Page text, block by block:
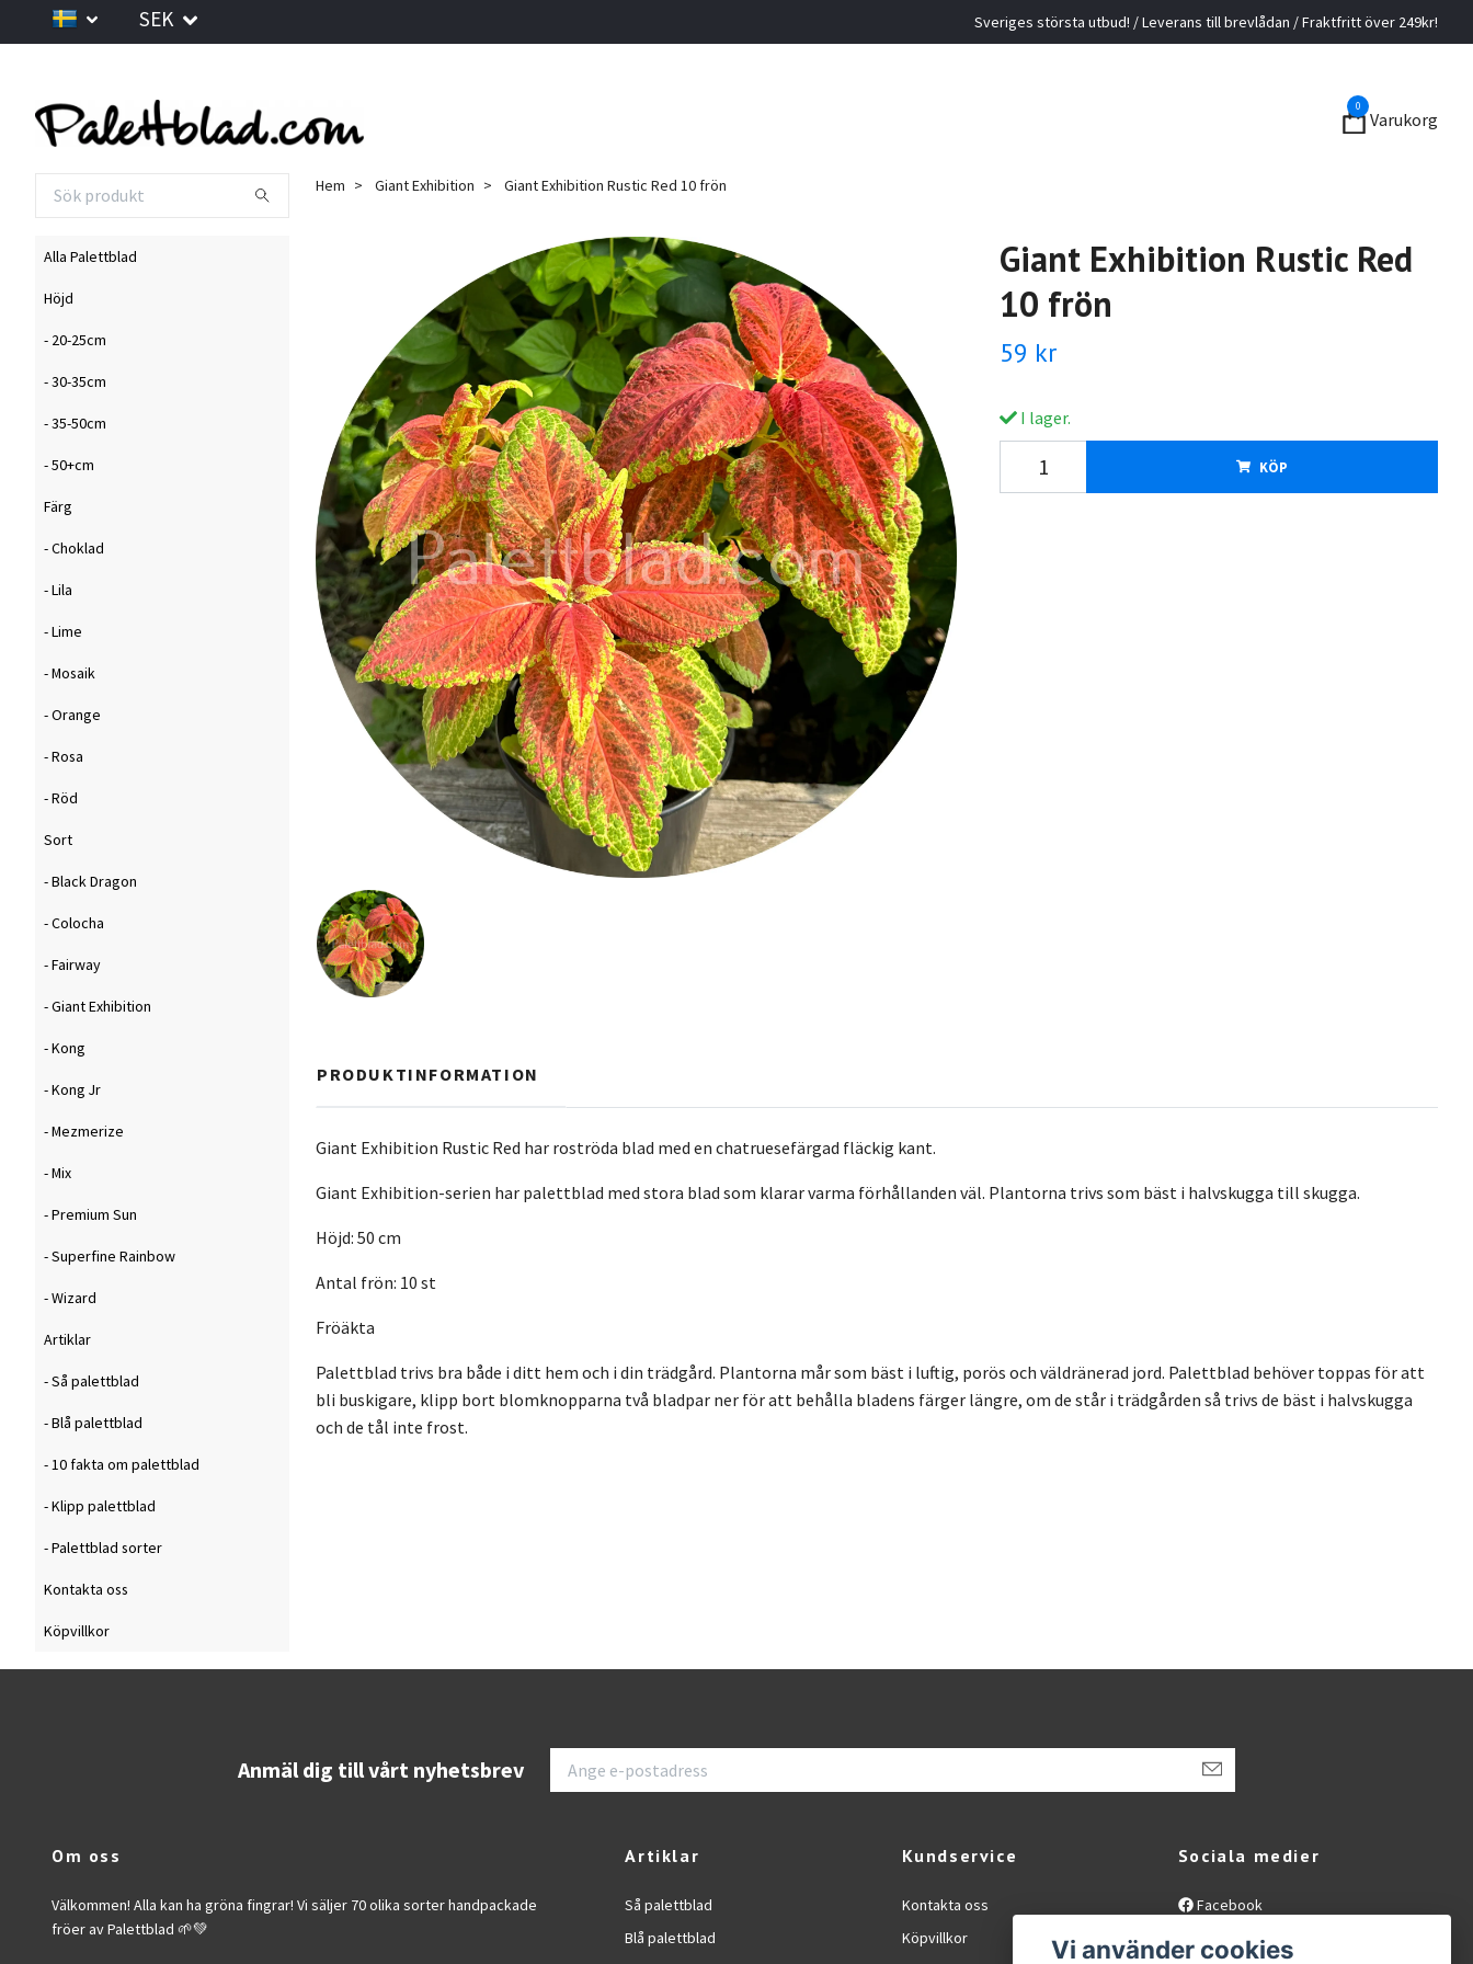
SEK Sveriges största utbud! / Leverans till brevlådan / Fraktfritt över 249kr!
0
Varukorg
Alla Palettblad
Höjd
- 20-25cm
- 30-35cm
- 35-50cm
- 50+cm
Färg
- Choklad
- Lila
- Lime
- Mosaik
- Orange
- Rosa
- Röd
Sort
- Black Dragon
- Colocha
- Fairway
- Giant Exhibition
- Kong
- Kong Jr
- Mezmerize
- Mix
- Premium Sun
- Superfine Rainbow
- Wizard
Artiklar
- Så palettblad
- Blå palettblad
- 10 fakta om palettblad
- Klipp palettblad
- Palettblad sorter
Kontakta oss
Köpvillkor
Hem Giant Exhibition Giant Exhibition Rustic Red 10 frön
Giant Exhibition Rustic Red
10 frön
59 kr
I lager.
KÖP
PRODUKTINFORMATION
Giant Exhibition Rustic Red har roströda blad med en chatruesefärgad fläckig kant.
Giant Exhibition-serien har palettblad med stora blad som klarar varma förhållanden väl. Plantorna trivs som bäst i halvskugga till skugga.
Höjd: 50 cm
Antal frön: 10 st
Fröäkta
Palettblad trivs bra både i ditt hem och i din trädgård. Plantorna mår som bäst i luftig, porös och väldränerad jord. Palettblad behöver toppas för att
bli buskigare, klipp bort blomknopparna två bladpar ner för att behålla bladens färger längre, om de står i trädgården så trivs de bäst i halvskugga
och de tål inte frost.
Anmäl dig till vårt nyhetsbrev
Om oss
Välkommen! Alla kan ha gröna fingrar! Vi säljer 70 olika sorter handpackade
fröer av Palettblad 🌱💚
Artiklar
Så palettblad
Blå palettblad
Kundservice
Kontakta oss
Köpvillkor
Sociala medier
Facebook
Instagram
Vi använder cookies